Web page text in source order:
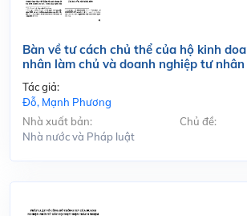
Bàn về tư cách chủ thể của hộ kinh
nhân làm chủ và doanh nghiệp tư nhân
Tác giả:
Đỗ, Mạnh Phương
Nhà xuất bản:
Nhà nước và Pháp luật
Chủ đề: